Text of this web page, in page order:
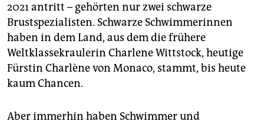
2021 antritt – gehörten nur zwei schwarze
Brustspezialisten. Schwarze Schwimmerinnen
haben in dem Land, aus dem die frühere
Weltklassekraulerin Charlene Wittstock, heutige
Fürstin Charlène von Monaco, stammt, bis heute
kaum Chancen.
Aber immerhin haben Schwimmer und